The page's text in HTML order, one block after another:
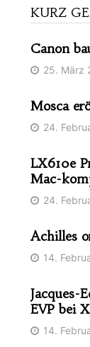
KURZ
Canon
25. März
Mosca
24.
LX610e
Mac-
24.
Achilles
14.
Jacques-
EVP bei
14.